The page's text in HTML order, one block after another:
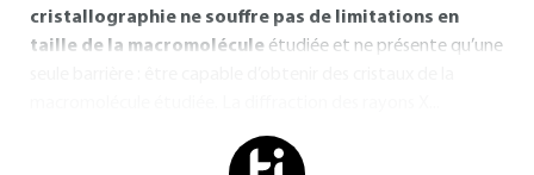
cristallographie ne souffre pas de limitations en
taille de la macromolécule étudiée et ne présente qu’une